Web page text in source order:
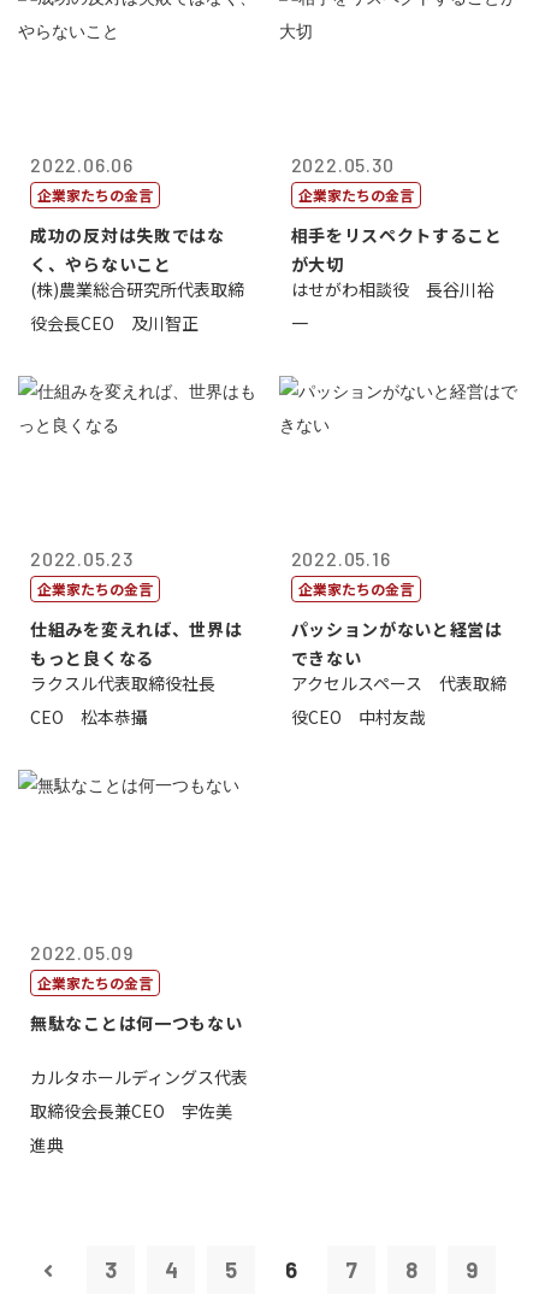
2022.06.06
企業家たちの金言
成功の反対は失敗ではな
く、やらないこと
(株)農業総合研究所代表取締
役会長CEO 及川智正
2022.05.30
企業家たちの金言
相手をリスペクトすること
が大切
はせがわ相談役 長谷川裕
一
2022.05.23
企業家たちの金言
仕組みを変えれば、世界は
もっと良くなる
ラクスル代表取締役社長
CEO 松本恭攝
2022.05.16
企業家たちの金言
パッションがないと経営は
できない
アクセルスペース 代表取締
役CEO 中村友哉
2022.05.09
企業家たちの金言
無駄なことは何一つもない
カルタホールディングス代表
取締役会長兼CEO 宇佐美
進典
3 4 5 6 7 8 9